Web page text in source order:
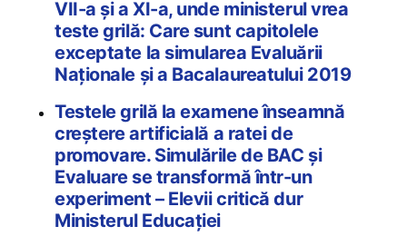
VII-a și a XI-a, unde ministerul vrea
teste grilă: Care sunt capitolele
exceptate la simularea Evaluării
Naționale și a Bacalaureatului 2019
Testele grilă la examene înseamnă
creștere artificială a ratei de
promovare. Simulările de BAC și
Evaluare se transformă într-un
experiment – Elevii critică dur
Ministerul Educației